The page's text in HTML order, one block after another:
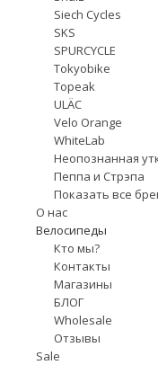
Siech Cycles
SKS
SPURCYCLE
Tokyobike
Topeak
ULÄC
Velo Orange
WhiteLab
Неопознанная
Пеппа и Стрэпа
Показать все
О нас
Велосипеды
Кто мы?
Контакты
Магазины
БЛОГ
Wholesale
Отзывы
Sale